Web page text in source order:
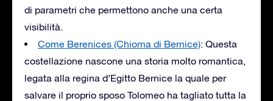
di parametri che permettono anche una certa
visibilità.
Come Berenices (Chioma di Bernice): Questa
costellazione nascone una storia molto romantica,
legata alla regina d’Egitto Bernice la quale per
salvare il proprio sposo Tolomeo ha tagliato tutta la